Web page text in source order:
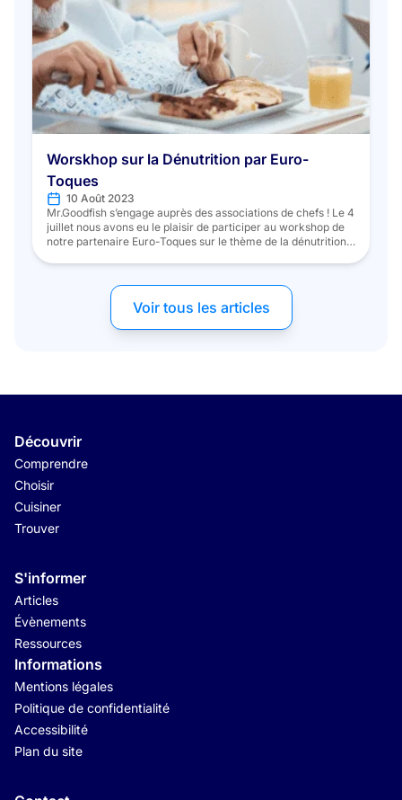
Worskhop sur la Dénutrition par Euro-
Toques
10 Août 2023
Mr.Goodfish s’engage auprès des associations de chefs ! Le 4
juillet nous avons eu le plaisir de participer au workshop de
notre partenaire Euro-Toques sur le thème de la dénutrition.
qui touche la population, en particulier dans […]
Voir tous les articles
Découvrir
Comprendre
Choisir
Cuisiner
Trouver
S'informer
Articles
Évènements
Ressources
Informations
Mentions légales
Politique de confidentialité
Accessibilité
Plan du site